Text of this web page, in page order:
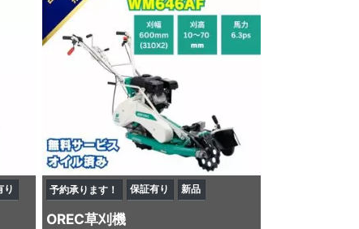
り
予約承ります！ 保証有り 新品
OREC草刈機